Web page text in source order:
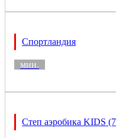
Спортландия
мин.
Степ аэробика KIDS